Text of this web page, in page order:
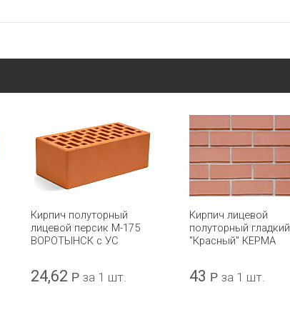
Кирпич полуторный
лицевой персик М-175
ВОРОТЫНСК с УС
24,62 Р за 1 шт.
Кирпич лицевой
полуторный гладкий
"Красный" КЕРМА
43 Р за 1 шт.